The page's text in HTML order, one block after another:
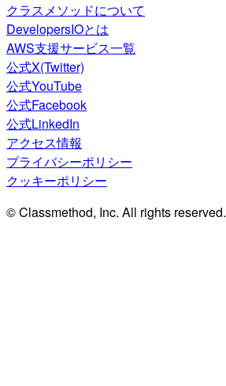
クラスメソッドについて
DevelopersIOとは
AWS支援サービス一覧
公式X(Twitter)
公式YouTube
公式Facebook
公式LinkedIn
アクセス情報
プライバシーポリシー
クッキーポリシー
© Classmethod, Inc. All rights reserved.